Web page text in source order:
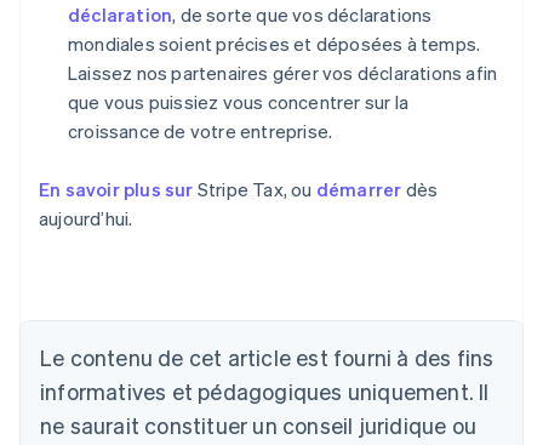
déclaration, de sorte que vos déclarations
mondiales soient précises et déposées à temps.
Laissez nos partenaires gérer vos déclarations afin
que vous puissiez vous concentrer sur la
croissance de votre entreprise.
En savoir plus sur Stripe Tax, ou démarrer dès
aujourd’hui.
Le contenu de cet article est fourni à des fins
informatives et pédagogiques uniquement. Il
ne saurait constituer un conseil juridique ou
Allemagne
Deutsch
Australie
English